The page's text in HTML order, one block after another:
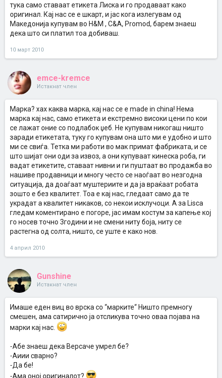
тука само ставаат етикета Лиска и го продаваат како
оригинал. Кај нас се е шкарт, и јас кога излегувам од
Македонија купувам во H&M , C&A, Promod, барем знаеш
дека што си платил тоа добиваш.
10 март 2010
emce-kremce
Истакнат член
Марка? хах каква марка, кај нас се е made in china! Нема
марка кај нас, само етикета и екстремно високи цени по кои
се лажат оние со подлабок џеб. Не купувам никогаш ништо
заради етикетата, туку го купувам она што ми е удобно и што
ми се свиѓа. Тетка ми работи во мак примат фабриката, и се
што шијат они оди за извоз, а они купуваат кинеска роба, ги
вадат етикетите, ставаат нивни и ги пуштаат во продажба во
нашиве продавници и многу често се наоѓаат во незгодна
ситуација, да доаѓаат муштериите и да ја враќаат робата
зошто е без квалитет. Тоа е кај нас, гледаат само да те
украдат а квалитет никаков, со некои исклучоци. А за Lisca
гледам коментирано е погоре, јас имам костум за капење кој
го носев точно 3години и не смени ниту боја, ниту се
растегна од солта, ништо, се уште е како нов.
4 април 2010
Gunshine
Истакнат член
Имаше еден виц во врска со “марките“ Ништо премногу
смешен, ама сатирично ја отсликува точно оваа појава на
марки кај нас.
-Абе знаеш дека Версаче умрел бе?
-Аиии сварно?
-Да бе!
-Ама оној оригиналот?